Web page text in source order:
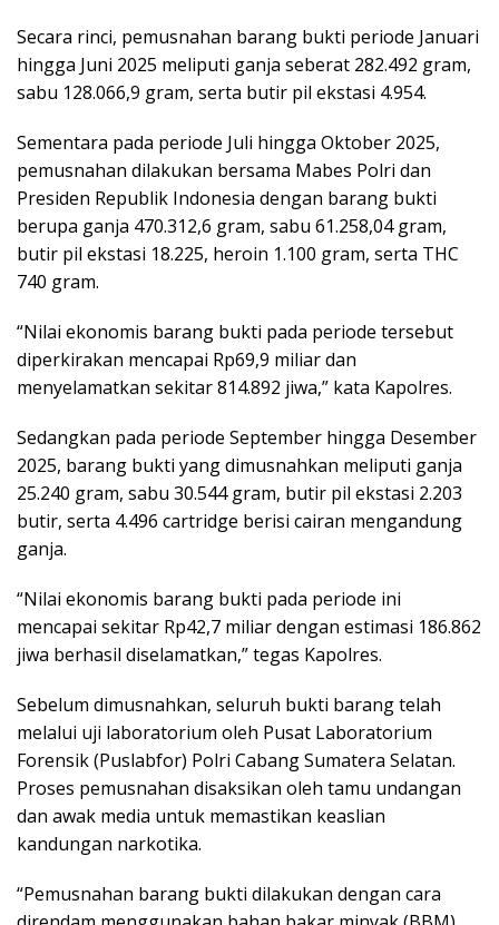
Secara rinci, pemusnahan barang bukti periode Januari
hingga Juni 2025 meliputi ganja seberat 282.492 gram,
sabu 128.066,9 gram, serta butir pil ekstasi 4.954.
Sementara pada periode Juli hingga Oktober 2025,
pemusnahan dilakukan bersama Mabes Polri dan
Presiden Republik Indonesia dengan barang bukti
berupa ganja 470.312,6 gram, sabu 61.258,04 gram,
butir pil ekstasi 18.225, heroin 1.100 gram, serta THC
740 gram.
“Nilai ekonomis barang bukti pada periode tersebut
diperkirakan mencapai Rp69,9 miliar dan
menyelamatkan sekitar 814.892 jiwa,” kata Kapolres.
Sedangkan pada periode September hingga Desember
2025, barang bukti yang dimusnahkan meliputi ganja
25.240 gram, sabu 30.544 gram, butir pil ekstasi 2.203
butir, serta 4.496 cartridge berisi cairan mengandung
ganja.
“Nilai ekonomis barang bukti pada periode ini
mencapai sekitar Rp42,7 miliar dengan estimasi 186.862
jiwa berhasil diselamatkan,” tegas Kapolres.
Sebelum dimusnahkan, seluruh bukti barang telah
melalui uji laboratorium oleh Pusat Laboratorium
Forensik (Puslabfor) Polri Cabang Sumatera Selatan.
Proses pemusnahan disaksikan oleh tamu undangan
dan awak media untuk memastikan keaslian
kandungan narkotika.
“Pemusnahan barang bukti dilakukan dengan cara